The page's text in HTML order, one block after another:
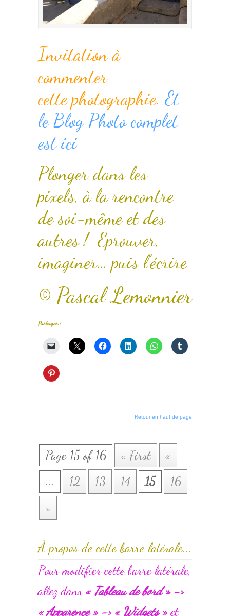
Invitation à
commenter
cette photographie. Et
le Blog Photo complet
est ici
Plonger dans les
pixels, à la rencontre
de soi-même et des
autres ! Eprouver,
imaginer… puis l’écrire
© Pascal Lemonnier
Partager :
Retour en haut de page
Page 15 of 16 « First
«
...
12 13 14 15
16
»
À propos de cette barre latérale...
Pour modifier cette barre latérale,
allez dans « Tableau de bord » ->
« Apparence » -> « Widgets »et